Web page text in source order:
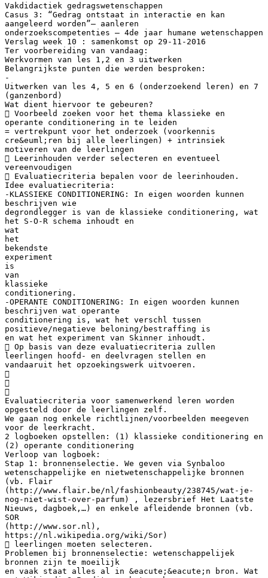
Vakdidactiek gedragswetenschappen
Casus 3: “Gedrag ontstaat in interactie en kan
aangeleerd worden”– aanleren
onderzoekscompetenties – 4de jaar humane wetenschappen
Verslag week 10 : samenkomst op 29-11-2016
Ter voorbereiding van vandaag:
Werkvormen van les 1,2 en 3 uitwerken
Belangrijkste punten die werden besproken:
-
Uitwerken van les 4, 5 en 6 (onderzoekend leren) en 7
(ganzenbord)
Wat dient hiervoor te gebeuren?
 Voorbeeld zoeken voor het thema klassieke en
operante conditionering in te leiden
= vertrekpunt voor het onderzoek (voorkennis
cre&euml;ren bij alle leerlingen) + intrinsiek
motiveren van de leerlingen
 Leerinhouden verder selecteren en eventueel
vereenvoudigen
 Evaluatiecriteria bepalen voor de leerinhouden.
Idee evaluatiecriteria:
-KLASSIEKE CONDITIONERING: In eigen woorden kunnen
beschrijven wie
degrondlegger is van de klassieke conditionering, wat
het S-O-R schema inhoudt en
wat
het
bekendste
experiment
is
van
klassieke
conditionering.
-OPERANTE CONDITIONERING: In eigen woorden kunnen
beschrijven wat operante
conditionering is, wat het verschl tussen
positieve/negatieve beloning/bestraffing is
en wat het experiment van Skinner inhoudt.
 Op basis van deze evaluatiecriteria zullen
leerlingen hoofd- en deelvragen stellen en
vandaaruit het opzoekingswerk uitvoeren.



Evaluatiecriteria voor samenwerkend leren worden
opgesteld door de leerlingen zelf.
We gaan nog enkele richtlijnen/voorbeelden meegeven
voor de leerkracht.
2 logboeken opstellen: (1) klassieke conditionering en
(2) operante conditionering
Verloop van logboek:
Stap 1: bronnenselectie. We geven via Synbaloo
wetenschappelijke en nietwetenschappelijke bronnen
(vb. Flair
(http://www.flair.be/nl/fashionbeauty/238745/wat-je-
nog-niet-wist-over-parfum) , lezersbrief Het Laatste
Nieuws, dagboek,…) en enkele afleidende bronnen (vb.
SOR
(http://www.sor.nl),
https://nl.wikipedia.org/wiki/Sor)
 leerlingen moeten selecteren.
Problemen bij bronnenselectie: wetenschappelijek
bronnen zijn te moeilijk
en vaak staat alles al in &eacute;&eacute;n bron. Wat